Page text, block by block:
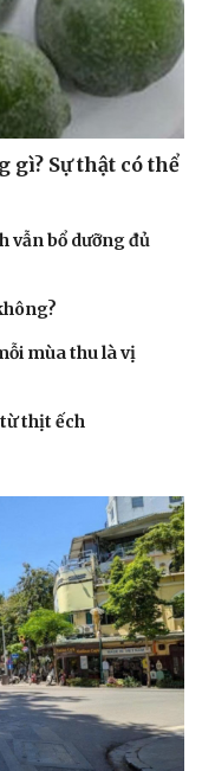
gì? Sự thật có thể
vẫn bổ dưỡng đủ
mùa thu là vị
thịt ếch